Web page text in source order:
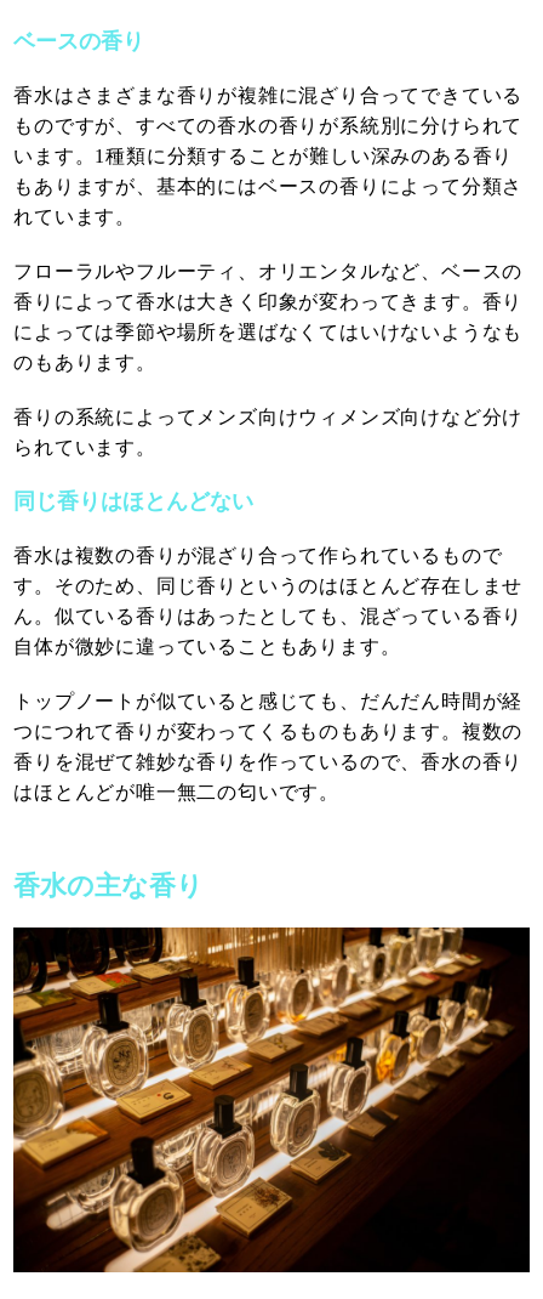
ベースの香り
香水はさまざまな香りが複雑に混ざり合ってできている
ものですが、すべての香水の香りが系統別に分けられて
います。1種類に分類することが難しい深みのある香り
もありますが、基本的にはベースの香りによって分類さ
れています。
フローラルやフルーティ、オリエンタルなど、ベースの
香りによって香水は大きく印象が変わってきます。香り
によっては季節や場所を選ばなくてはいけないようなも
のもあります。
香りの系統によってメンズ向けウィメンズ向けなど分け
られています。
同じ香りはほとんどない
香水は複数の香りが混ざり合って作られているもので
す。そのため、同じ香りというのはほとんど存在しませ
ん。似ている香りはあったとしても、混ざっている香り
自体が微妙に違っていることもあります。
トップノートが似ていると感じても、だんだん時間が経
つにつれて香りが変わってくるものもあります。複数の
香りを混ぜて雑妙な香りを作っているので、香水の香り
はほとんどが唯一無二の匂いです。
香水の主な香り